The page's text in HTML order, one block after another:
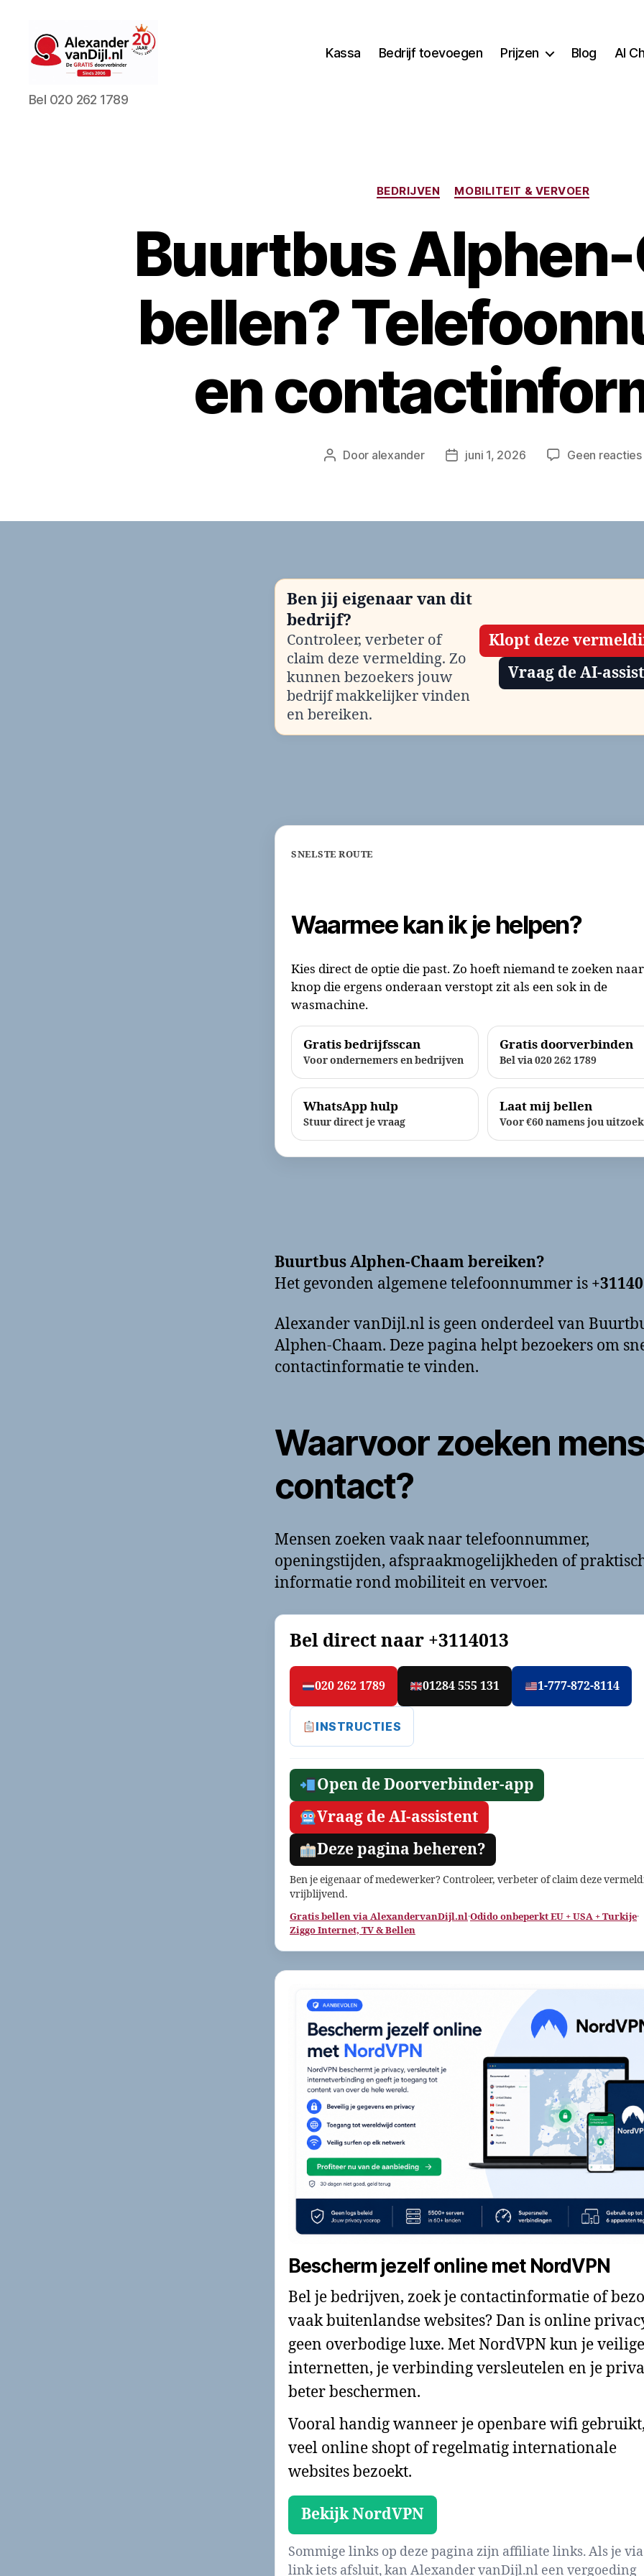
AlexandervanDijl.nl
Bel 020 262 1789
Kassa Bedrijf toevoegen Prijzen Blog AI
Categorieën
BEDRIJVEN MOBILITEIT & VERVOER
Buurtbus
bellen?
en
Berichtauteur
Door alexander Berichtdatum
juni 1, 2026 Geen reacties
Ben jij eigenaar van dit
bedrijf?
Controleer, verbeter of
claim deze vermelding. Zo
kunnen bezoekers jouw
bedrijf makkelijker vinden
en bereiken.
Klopt deze
Vraag de AI-
SNELSTE ROUTE
Waarmee kan ik je helpen?
Kies direct de optie die past. Zo hoeft niemand te zoeken
knop die ergens onderaan verstopt zit als een sok in de
wasmachine.
Gratis bedrijfsscan
Voor ondernemers en bedrijven
Gratis doorverbinden
Bel via 020 262 1789
WhatsApp hulp
Stuur direct je vraag
Laat mij bellen
Voor €60 namens jou
Buurtbus Alphen-Chaam bereiken?
Het gevonden algemene telefoonnummer is
Alexander vanDijl.nl is geen onderdeel van
Alphen-Chaam. Deze pagina helpt bezoekers om
contactinformatie te vinden.
Waarvoor zoeken
contact?
Mensen zoeken vaak naar telefoonnummer,
openingstijden, afspraakmogelijkheden of
informatie rond mobiliteit en vervoer.
Bel direct naar +3114013
020 262 1789 01284 555 131 1-777-872-8114
INSTRUCTIES
Open de Doorverbinder-app
Vraag de AI-assistent
Deze pagina beheren?
Ben je eigenaar of medewerker? Controleer, verbeter of claim deze
vrijblijvend.
Gratis bellen via AlexandervanDijl.nl·Odido onbeperkt EU + USA + Turkije·
Ziggo Internet, TV & Bellen
Bescherm jezelf online met NordVPN
Bel je bedrijven, zoek je contactinformatie of
vaak buitenlandse websites? Dan is online
geen overbodige luxe. Met NordVPN kun je
internetten, je verbinding versleutelen en je
beter beschermen.
Vooral handig wanneer je openbare wifi
veel online shopt of regelmatig internationale
websites bezoekt.
Bekijk NordVPN
Sommige links op deze pagina zijn affiliate links. Als je via
link iets afsluit, kan Alexander vanDijl.nl een vergoeding